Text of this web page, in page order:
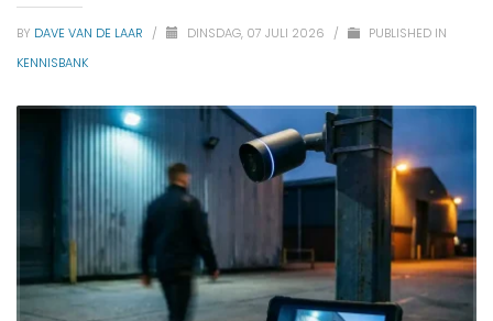
BY DAVE VAN DE LAAR / DINSDAG, 07 JULI 2026 /
PUBLISHED IN
KENNISBANK